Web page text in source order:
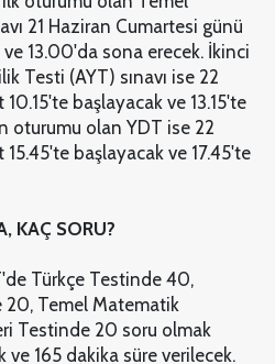
21 Haziran Cumartesi günü
13.00'da sona erecek. İkinci
Testi (AYT) sınavı ise 22
başlayacak ve 13.15'te
oturumu olan YDT ise 22
başlayacak ve 17.45'te
KAÇ SORU?
Türkçe Testinde 40,
20, Temel Matematik
Testinde 20 soru olmak
ve 165 dakika süre verilecek.